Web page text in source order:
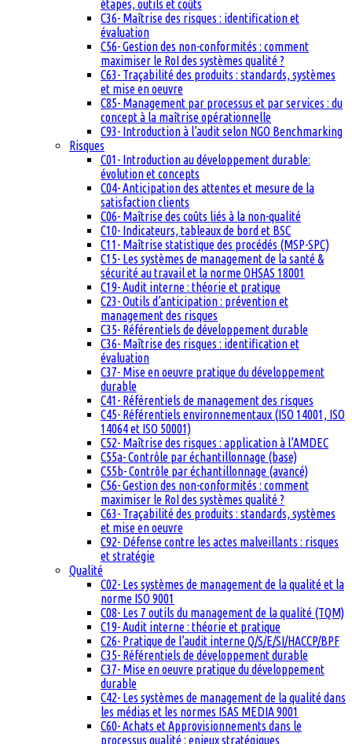
étapes, outils et coûts
C36- Maîtrise des risques : identification et
évaluation
C56- Gestion des non-conformités : comment
maximiser le RoI des systèmes qualité ?
C63- Traçabilité des produits : standards, systèmes
et mise en oeuvre
C85- Management par processus et par services : du
concept à la maîtrise opérationnelle
C93- Introduction à l’audit selon NGO Benchmarking
Risques
C01- Introduction au développement durable:
évolution et concepts
C04- Anticipation des attentes et mesure de la
satisfaction clients
C06- Maîtrise des coûts liés à la non-qualité
C10- Indicateurs, tableaux de bord et BSC
C11- Maîtrise statistique des procédés (MSP-SPC)
C15- Les systèmes de management de la santé &
sécurité au travail et la norme OHSAS 18001
C19- Audit interne : théorie et pratique
C23- Outils d’anticipation : prévention et
management des risques
C35- Référentiels de développement durable
C36- Maîtrise des risques : identification et
évaluation
C37- Mise en oeuvre pratique du développement
durable
C41- Référentiels de management des risques
C45- Référentiels environnementaux (ISO 14001, ISO
14064 et ISO 50001)
C52- Maîtrise des risques : application à l’AMDEC
C55a- Contrôle par échantillonnage (base)
C55b- Contrôle par échantillonnage (avancé)
C56- Gestion des non-conformités : comment
maximiser le RoI des systèmes qualité ?
C63- Traçabilité des produits : standards, systèmes
et mise en oeuvre
C92- Défense contre les actes malveillants : risques
et stratégie
Qualité
C02- Les systèmes de management de la qualité et la
norme ISO 9001
C08- Les 7 outils du management de la qualité (TQM)
C19- Audit interne : théorie et pratique
C26- Pratique de l’audit interne Q/S/E/SI/HACCP/BPF
C35- Référentiels de développement durable
C37- Mise en oeuvre pratique du développement
durable
C42- Les systèmes de management de la qualité dans
les médias et les normes ISAS MEDIA 9001
C60- Achats et Approvisionnements dans le
processus qualité : enjeux stratégiques